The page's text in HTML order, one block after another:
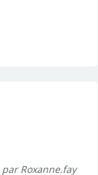
par Roxanne.fay